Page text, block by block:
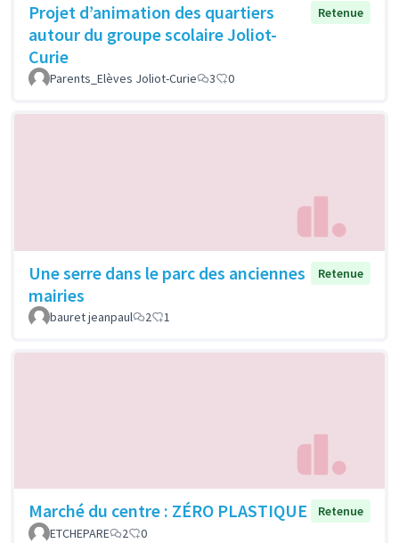
Projet d’animation des quartiers
autour du groupe scolaire Joliot-
Curie
Retenue
Parents_Elèves Joliot-Curie 3 0
Une serre dans le parc des anciennes
mairies
Retenue
bauret jeanpaul 2 1
Marché du centre : ZÉRO PLASTIQUE
Retenue
ETCHEPARE
2 0